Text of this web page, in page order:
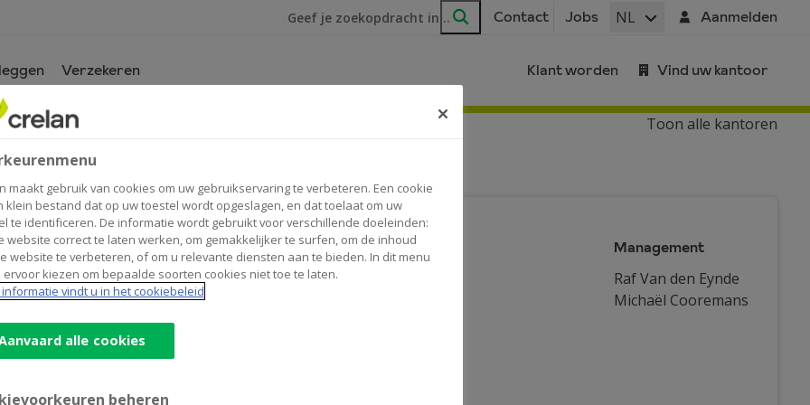
Ik ben op zoek naar
Zoeken
Contact Jobs NL Aanmelden
Verzekeren Klant worden Vind uw kantoor
Toon alle kantoren
Contactgegevens
Kantoor
Antwerpsestraat 812640
Routenaar
RM
+32 3/4497860
Management
Raf Van den Eynde
Michaël Cooremans
maakt gebruik van cookies om uw gebruikservaring te verbeteren. Een cookie
klein bestand dat op uw toestel wordt opgeslagen, en dat toelaat om uw
te identificeren. De informatie wordt gebruikt voor verschillende doeleinden:
website correct te laten werken, om gemakkelijker te surfen, om de inhoud
website te verbeteren, of om u relevante diensten aan te bieden. In dit menu
ervoor kiezen om bepaalde soorten cookies niet toe te laten.
vindt u in het cookiebeleid
alle cookies
beheren